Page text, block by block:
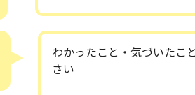
わかったこと・気づいたこ
さい